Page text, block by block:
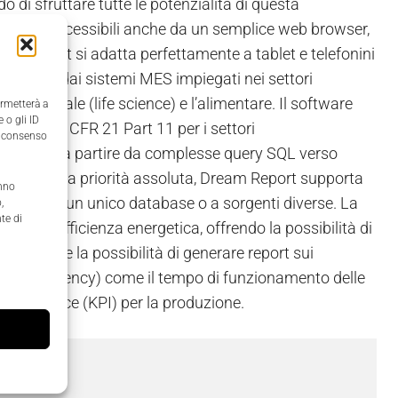
a
o gli ID
di
di sfruttare tutte le potenzialità di questa
sono accessibili anche da un semplice web browser,
Report si adatta perfettamente a tablet e telefonini
report dai sistemi MES impiegati nei settori
(life science) e l’alimentare. Il software
CFR 21 Part 11 per i settori
report a partire da complesse query SQL verso
è una priorità assoluta, Dream Report supporta
a un unico database o a sorgenti diverse. La
di efficienza energetica, offrendo la possibilità di
infine la possibilità di generare report sui
Efficiency) come il tempo di funzionamento delle
(KPI) per la produzione.